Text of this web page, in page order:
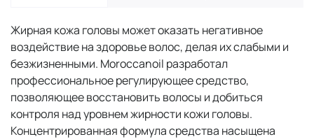
Жирная кожа головы может оказать негативное
воздействие на здоровье волос, делая их слабыми и
безжизненными. Moroccanoil разработал
профессиональное регулирующее средство,
позволяющее восстановить волосы и добиться
контроля над уровнем жирности кожи головы.
Концентрированная формула средства насыщена